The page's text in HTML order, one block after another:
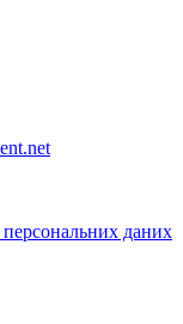
персональних даних